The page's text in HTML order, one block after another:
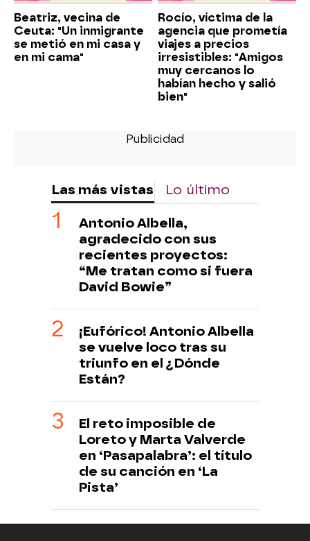
Beatriz, vecina de
Ceuta: "Un inmigrante
se metió en mi casa y
en mi cama"
Rocío, víctima de la
agencia que prometía
viajes a precios
irresistibles: "Amigos
muy cercanos lo
habían hecho y salió
bien"
Las más vistas Lo último
Antonio Albella,
agradecido con sus
recientes proyectos:
“Me tratan como si fuera
David Bowie”
¡Eufórico! Antonio Albella
se vuelve loco tras su
triunfo en el ¿Dónde
Están?
El reto imposible de
Loreto y Marta Valverde
en ‘Pasapalabra’: el título
de su canción en ‘La
Pista’